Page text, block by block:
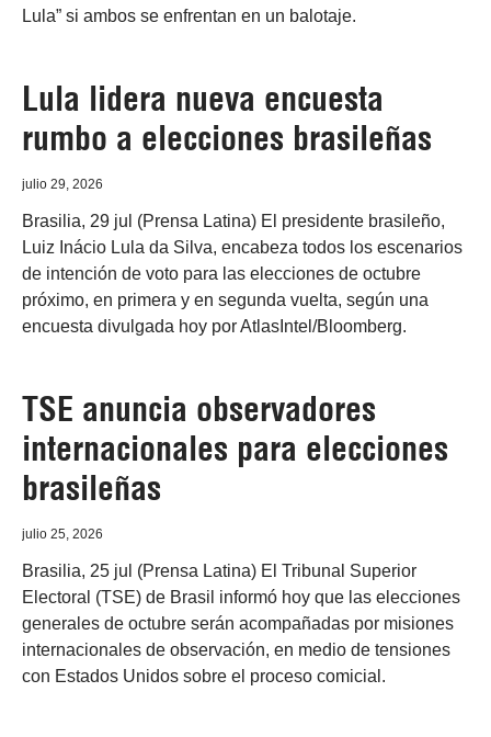
Lula” si ambos se enfrentan en un balotaje.
Lula lidera nueva encuesta
rumbo a elecciones brasileñas
julio 29, 2026
Brasilia, 29 jul (Prensa Latina) El presidente brasileño,
Luiz Inácio Lula da Silva, encabeza todos los escenarios
de intención de voto para las elecciones de octubre
próximo, en primera y en segunda vuelta, según una
encuesta divulgada hoy por AtlasIntel/Bloomberg.
TSE anuncia observadores
internacionales para elecciones
brasileñas
julio 25, 2026
Brasilia, 25 jul (Prensa Latina) El Tribunal Superior
Electoral (TSE) de Brasil informó hoy que las elecciones
generales de octubre serán acompañadas por misiones
internacionales de observación, en medio de tensiones
con Estados Unidos sobre el proceso comicial.